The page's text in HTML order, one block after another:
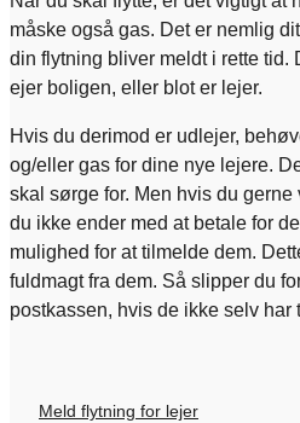
måske også gas. Det er nemlig
din flytning bliver meldt i rette
ejer boligen, eller blot er lejer.
Hvis du derimod er udlejer,
og/eller gas for dine nye lejere.
skal sørge for. Men hvis du
du ikke ender med at betale for
mulighed for at tilmelde dem.
fuldmagt fra dem. Så slipper du
postkassen, hvis de ikke selv har
Meld flytning for lejer